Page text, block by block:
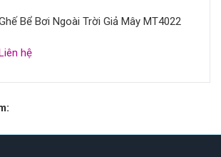
Bể Bơi Ngoài Trời Giả Mây MT4022
hệ